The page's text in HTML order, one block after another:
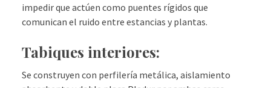
impedir que actúen como puentes rígidos que
comunican el ruido entre estancias y plantas.
Tabiques interiores:
Se construyen con perfilería metálica, aislamiento